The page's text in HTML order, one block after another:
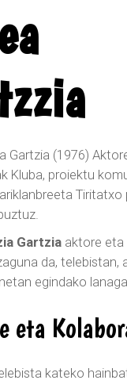
Gartzia (1976)
Kluba, proiektu
Gartzia aktore eta
da, telebistan,
egindako
eta
kateko